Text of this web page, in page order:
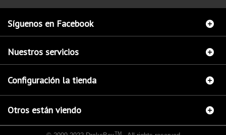
Síguenos en Facebook
Nuestros servicios
Configuración la tienda
Otros están viendo
TM